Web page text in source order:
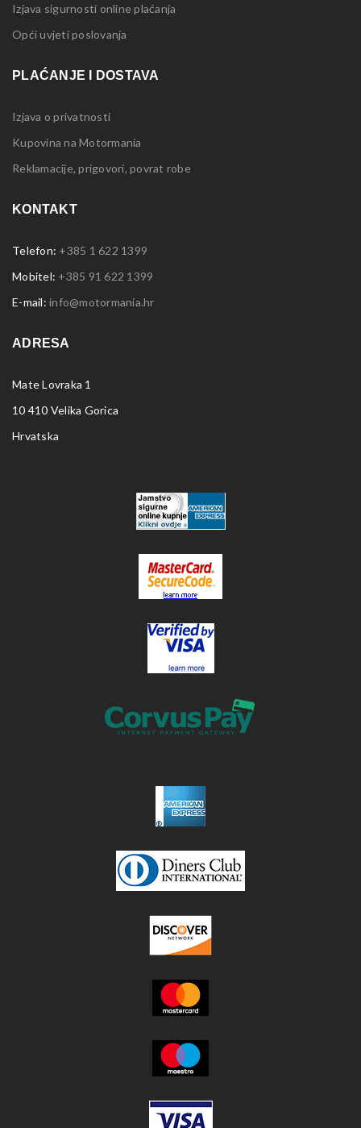
Izjava sigurnosti online plaćanja
Opći uvjeti poslovanja
PLAĆANJE I DOSTAVA
Izjava o privatnosti
Kupovina na Motormania
Reklamacije, prigovori, povrat robe
KONTAKT
Telefon: +385 1 622 1399
Mobitel: +385 91 622 1399
E-mail: info@motormania.hr
ADRESA
Mate Lovraka 1
10 410 Velika Gorica
Hrvatska